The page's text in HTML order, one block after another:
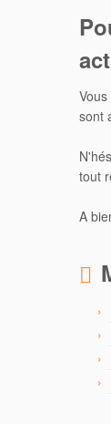
sont
tout
A